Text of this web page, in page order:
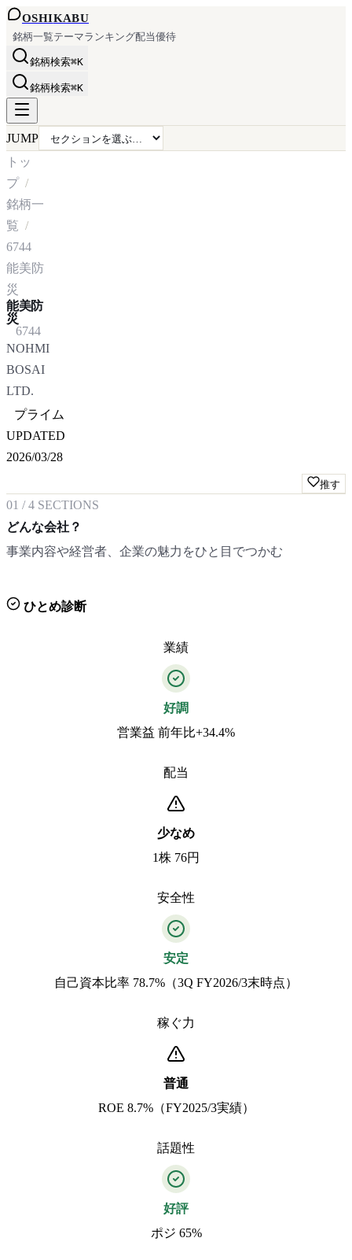
OSHIKABU
銘柄一覧テーマランキング配当優待
銘柄検索⌘K
銘柄検索⌘K
JUMP
トッ
プ
銘柄一
覧
6744
能美防
災
能美防
災
6744
NOHMI
BOSAI
LTD.
プライム
UPDATED
2026/03/28
推す
01 /4 SECTIONS
どんな会社？
事業内容や経営者、企業の魅力をひと目でつかむ
ひとめ診断
業績
好調
営業益 前年比+34.4%
配当
少なめ
1株 76円
安全性
安定
自己資本比率 78.7%（3Q FY2026/3末時点）
稼ぐ力
普通
ROE 8.7%（FY2025/3実績）
話題性
好評
ポジ 65%